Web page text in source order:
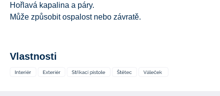
Hořlavá kapalina a páry.
Může způsobit ospalost nebo závratě.
Vlastnosti